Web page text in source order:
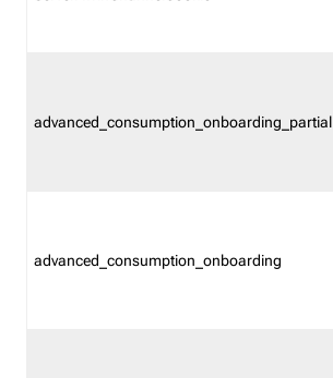
advanced_consumption_onboarding_partial
advanced_consumption_onboarding